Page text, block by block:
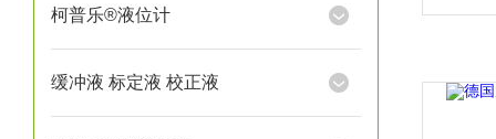
柯普乐®液位计
缓冲液 标定液 校正液
根堡